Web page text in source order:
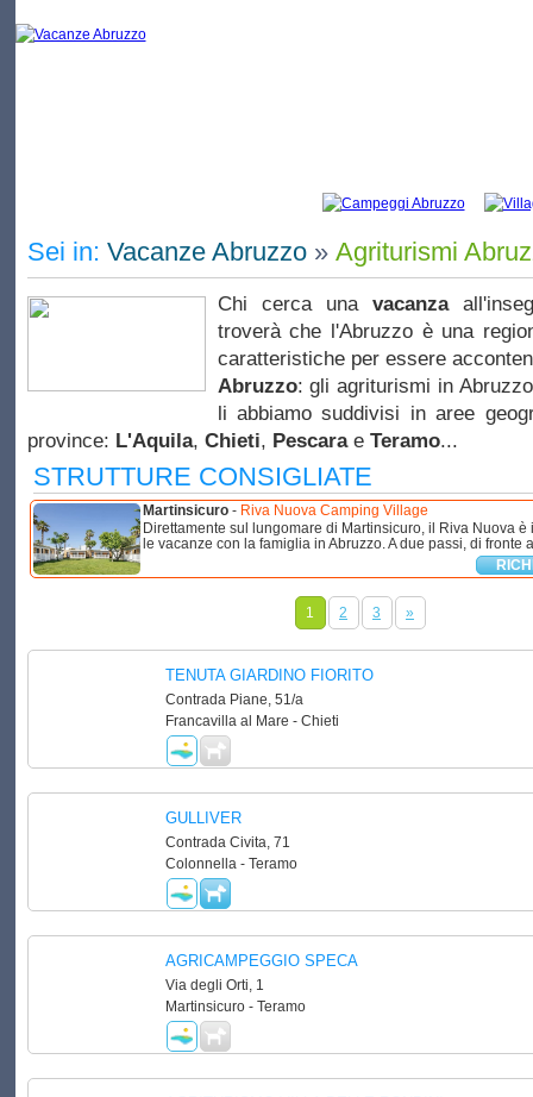
Sei in: Vacanze Abruzzo» Agriturismi
Chi cerca una vacanza
troverà che l'Abruzzo è una
caratteristiche per essere
Abruzzo: gli agriturismi in
li abbiamo suddivisi in aree
province: L'Aquila, Chieti, Pescarae Teramo...
STRUTTURE CONSIGLIATE
Martinsicuro- Riva Nuova Camping Village
Direttamente sul lungomare di Martinsicuro, il Riva Nuova
le vacanze con la famiglia in Abruzzo. A due passi, di fronte
1 2 3 »
TENUTA GIARDINO FIORITO
Contrada Piane, 51/a
Francavilla al Mare - Chieti
GULLIVER
Contrada Civita, 71
Colonnella - Teramo
AGRICAMPEGGIO SPECA
Via degli Orti, 1
Martinsicuro - Teramo